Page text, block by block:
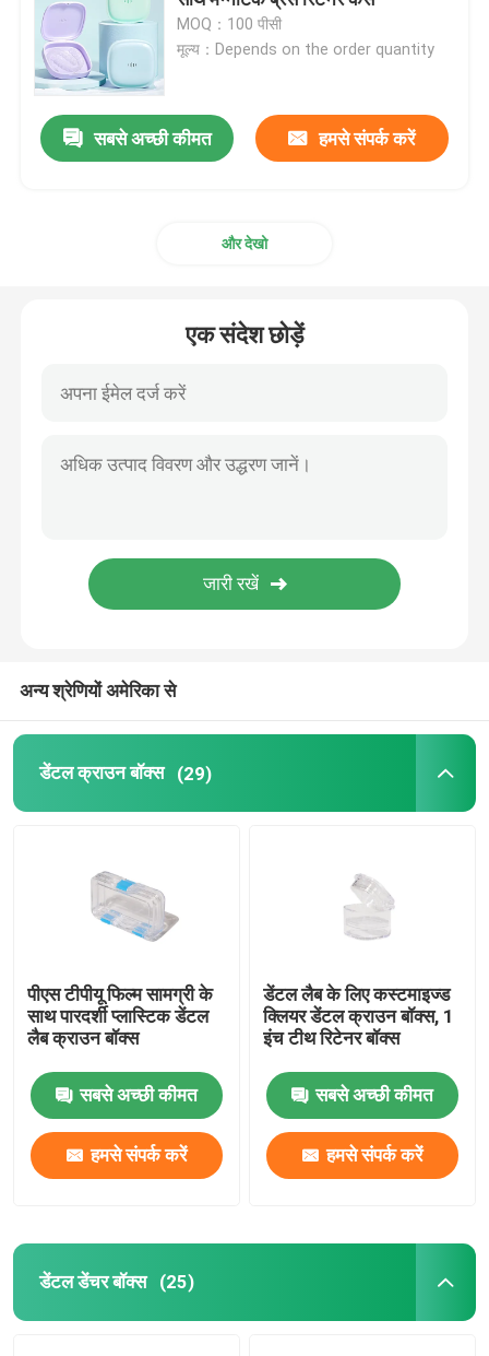
मिरर के साथ एलाइनर केस
डेंटल एलाइनर चेवीज
ऑर्थोडोंटिक संयुक्ताक्षर संबंध
ऑर्थोडॉन्टिक केयर किट
डेंटल माउथ ओपनर
डेंटल पॉलिशिंग किट
डेन्चर क्लीनिंग ब्रश
लार बेदखलदार भागों
दंत उपभोग्य
MOQ：100 पीसी
मूल्य：Depends on the order quantity
सबसे अच्छी कीमत हमसे संपर्क करें
और देखो
एक संदेश छोड़ें
अन्य श्रेणियों अमेरिका से
डेंटल क्राउन बॉक्स (29)
पीएस टीपीयू फिल्म सामग्री के
साथ पारदर्शी प्लास्टिक डेंटल
लैब क्राउन बॉक्स
सबसे अच्छी कीमत
हमसे संपर्क करें
डेंटल लैब के लिए कस्टमाइज्ड
क्लियर डेंटल क्राउन बॉक्स, 1
इंच टीथ रिटेनर बॉक्स
सबसे अच्छी कीमत
हमसे संपर्क करें
डेंटल डेंचर बॉक्स (25)